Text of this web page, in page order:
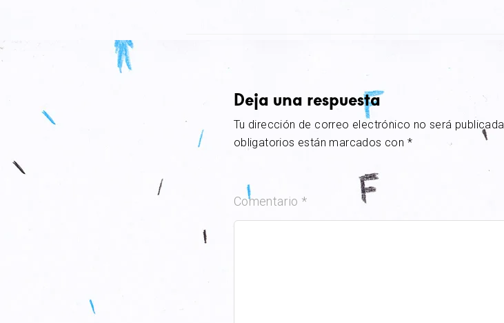
Deja una respuesta
Tu dirección de correo electrónico no será publicada.
obligatorios están marcados con *
Comentario *